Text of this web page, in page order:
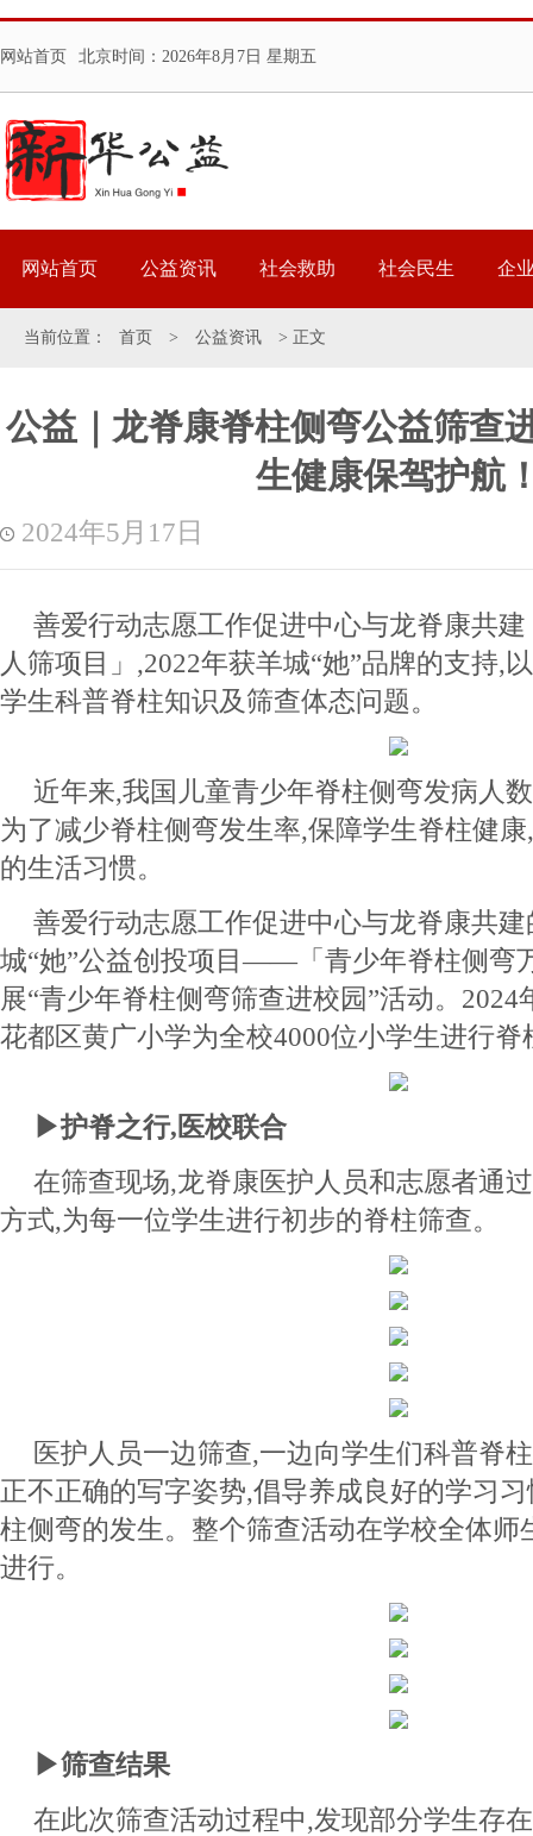
网站首页 北京时间： 2026年8月7日 星期五
网站首页 公益资讯 社会救助 社会民生 企
当前位置： 首页 > 公益资讯 > 正文
公益｜龙脊康脊柱侧弯公益筛查
生健康保驾护航
2024年5月17日
善爱行动志愿工作促进中心与龙脊康共
人筛项目」,2022年获羊城“她”品牌的支持,
学生科普脊柱知识及筛查体态问题。
近年来,我国儿童青少年脊柱侧弯发病人
为了减少脊柱侧弯发生率,保障学生脊柱健
的生活习惯。
善爱行动志愿工作促进中心与龙脊康共建
城“她”公益创投项目——「青少年脊柱侧弯
展“青少年脊柱侧弯筛查进校园”活动。2024
花都区黄广小学为全校4000位小学生进行
▶护脊之行,医校联合
在筛查现场,龙脊康医护人员和志愿者通过
方式,为每一位学生进行初步的脊柱筛查。
医护人员一边筛查,一边向学生们科普脊
正不正确的写字姿势,倡导养成良好的学习
柱侧弯的发生。整个筛查活动在学校全体师
进行。
▶筛查结果
在此次筛查活动过程中,发现部分学生存在